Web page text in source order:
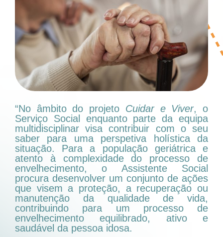
“No âmbito do projeto Cuidar e Viver, o
Serviço Social enquanto parte da equipa
multidisciplinar visa contribuir com o seu
saber para uma perspetiva holística da
situação. Para a população geriátrica e
atento à complexidade do processo de
envelhecimento, o Assistente Social
procura desenvolver um conjunto de ações
que visem a proteção, a recuperação ou
manutenção da qualidade de vida,
contribuindo para um processo de
envelhecimento equilibrado, ativo e
saudável da pessoa idosa.